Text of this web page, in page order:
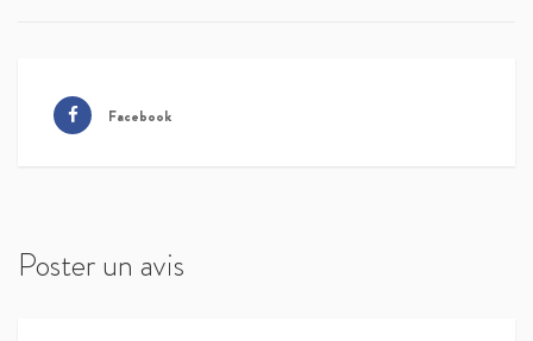
Facebook
Poster un avis